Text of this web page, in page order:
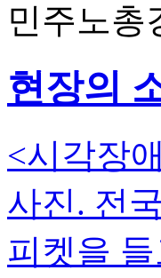
민주노총
현장의
<시각장
사진. 전
피켓을